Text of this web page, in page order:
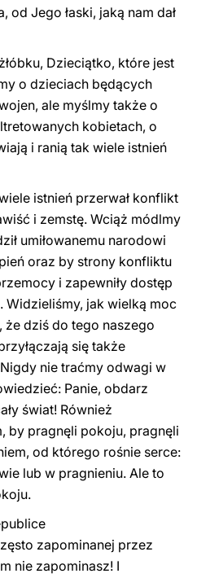
od Jego łaski, jaką nam dał
Dzieciątko, które jest
o dzieciach będących
ale myślmy także o
kobietach, o
i ranią tak wiele istnień
istnień przerwał konflikt
i zemstę. Wciąż módlmy
umiłowanemu narodowi
oraz by strony konfliktu
i zapewniły dostęp
Widzieliśmy, jak wielką moc
że dziś do tego naszego
się także
nie traćmy odwagi w
Panie, obdarz
świat! Również
by pragnęli pokoju, pragnęli
od którego rośnie serce:
lub w pragnieniu. Ale to
zapominanej przez
nie zapominasz! I